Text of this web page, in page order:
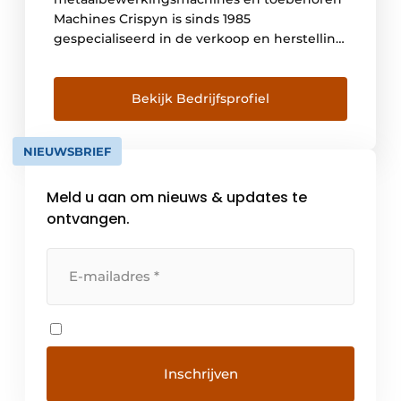
Machines Crispyn is sinds 1985
gespecialiseerd in de verkoop en herstelling
metaalbewerkingsmachine, met de beste
service. We zijn geen praatjesmakers maar
stuk voor stuk vakmensen die weten wat
verspanen is. Doordat we van oorsprong een
service- en revisiebedrijf zijn kennen we de
Bekijk Bedrijfsprofiel
NIEUWSBRIEF
Meld u aan om nieuws & updates te
ontvangen.